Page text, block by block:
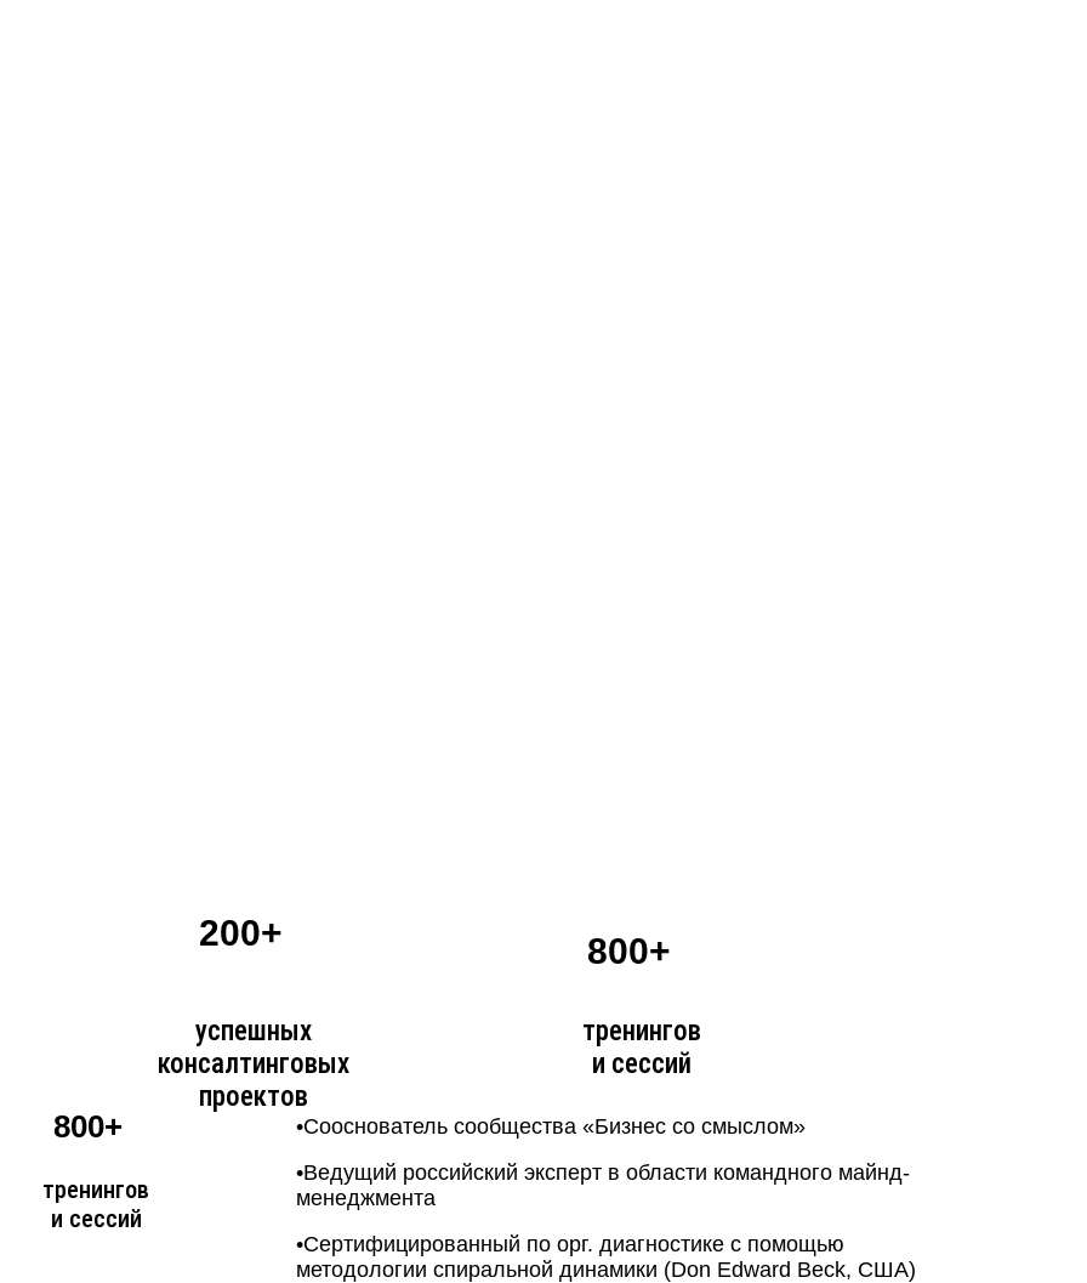
успешных
консалтинговых
проектов
200+
тренингов
и сессий
800+
800+
тренингов
и сессий
•Сооснователь сообщества «Бизнес со смыслом»
•Ведущий российский эксперт в области командного майнд-
менеджмента
•Сертифицированный по орг. диагностике с помощью
методологии спиральной динамики (Don Edward Beck, США)